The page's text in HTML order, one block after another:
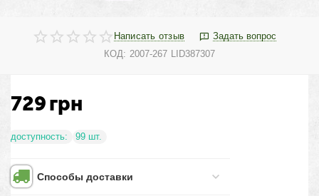
Написать отзыв
Задать вопрос
КОД: 2007-267 LID387307
729грн
доступность: 99 шт.
Способы доставки